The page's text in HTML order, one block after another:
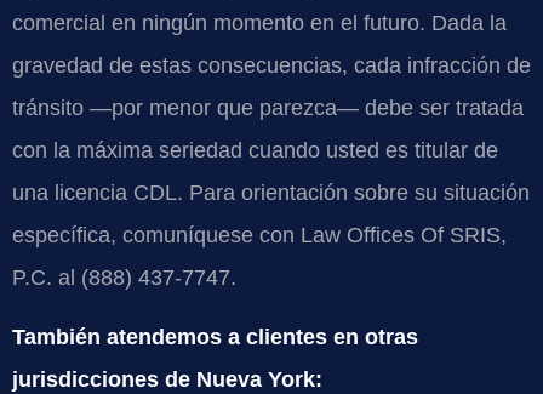
comercial en ningún momento en el futuro. Dada la
gravedad de estas consecuencias, cada infracción de
tránsito —por menor que parezca— debe ser tratada
con la máxima seriedad cuando usted es titular de
una licencia CDL. Para orientación sobre su situación
específica, comuníquese con Law Offices Of SRIS,
P.C. al (888) 437-7747.
También atendemos a clientes en otras
jurisdicciones de Nueva York: